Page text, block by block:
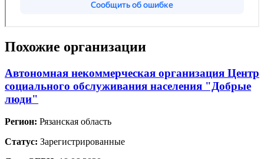
Похожие организации
Автономная некоммерческая организация Центр
социального обслуживания населения "Добрые
люди"
Регион: Рязанская область
Статус: Зарегистрированные